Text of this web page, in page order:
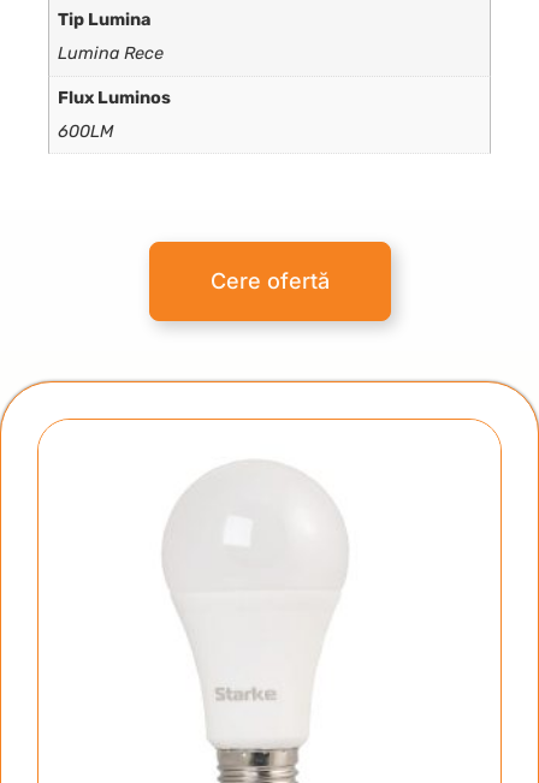
Tip Lumina
Lumina Rece
Flux Luminos
600LM
Cere ofertă